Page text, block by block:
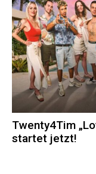
Twenty4Tim
startet jetzt!